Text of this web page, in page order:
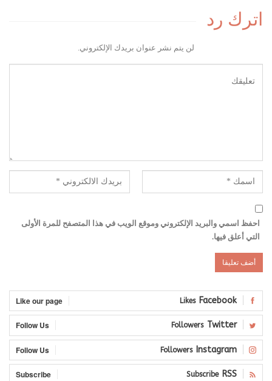
اترك رد
لن يتم نشر عنوان بريدك الإلكتروني.
احفظ اسمي والبريد الإلكتروني وموقع الويب في هذا المتصفح للمرة الأولى
التي أعلق فيها.
Facebook
Likes
Like our page
Twitter
Followers
Follow Us
Instagram
Followers
Follow Us
RSS
Subscribe
Subscribe